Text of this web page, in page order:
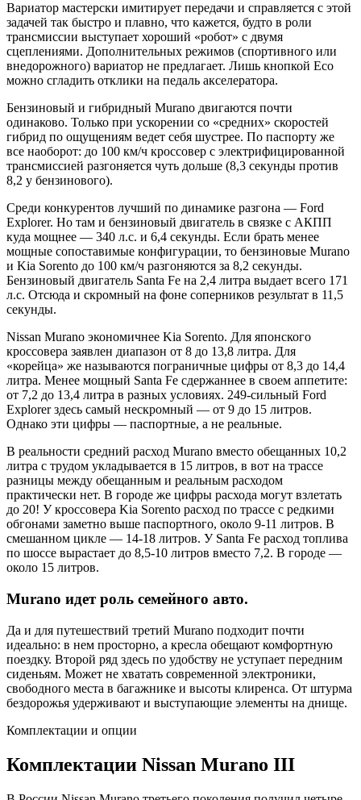
Вариатор мастерски имитирует передачи и справляется с этой
задачей так быстро и плавно, что кажется, будто в роли
трансмиссии выступает хороший «робот» с двумя
сцеплениями. Дополнительных режимов (спортивного или
внедорожного) вариатор не предлагает. Лишь кнопкой Eco
можно сгладить отклики на педаль акселератора.
Бензиновый и гибридный Murano двигаются почти
одинаково. Только при ускорении со «средних» скоростей
гибрид по ощущениям ведет себя шустрее. По паспорту же
все наоборот: до 100 км/ч кроссовер с электрифицированной
трансмиссией разгоняется чуть дольше (8,3 секунды против
8,2 у бензинового).
Среди конкурентов лучший по динамике разгона — Ford
Explorer. Но там и бензиновый двигатель в связке с АКПП
куда мощнее — 340 л.с. и 6,4 секунды. Если брать менее
мощные сопоставимые конфигурации, то бензиновые Murano
и Kia Sorento до 100 км/ч разгоняются за 8,2 секунды.
Бензиновый двигатель Santa Fe на 2,4 литра выдает всего 171
л.с. Отсюда и скромный на фоне соперников результат в 11,5
секунды.
Nissan Murano экономичнее Kia Sorento. Для японского
кроссовера заявлен диапазон от 8 до 13,8 литра. Для
«корейца» же называются пограничные цифры от 8,3 до 14,4
литра. Менее мощный Santa Fe сдержаннее в своем аппетите:
от 7,2 до 13,4 литра в разных условиях. 249-сильный Ford
Explorer здесь самый нескромный — от 9 до 15 литров.
Однако эти цифры — паспортные, а не реальные.
В реальности средний расход Murano вместо обещанных 10,2
литра с трудом укладывается в 15 литров, в вот на трассе
разницы между обещанным и реальным расходом
практически нет. В городе же цифры расхода могут взлетать
до 20! У кроссовера Kia Sorento расход по трассе с редкими
обгонами заметно выше паспортного, около 9-11 литров. В
смешанном цикле — 14-18 литров. У Santa Fe расход топлива
по шоссе вырастает до 8,5-10 литров вместо 7,2. В городе —
около 15 литров.
Murano идет роль семейного авто.
Да и для путешествий третий Murano подходит почти
идеально: в нем просторно, а кресла обещают комфортную
поездку. Второй ряд здесь по удобству не уступает передним
сиденьям. Может не хватать современной электроники,
свободного места в багажнике и высоты клиренса. От штурма
бездорожья удерживают и выступающие элементы на днище.
Комплектации и опции
Комплектации Nissan Murano III